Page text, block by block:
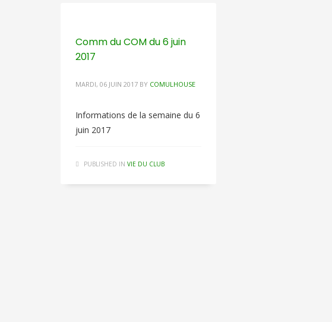
Comm du COM du 6 juin
2017
MARDI, 06 JUIN 2017 BY COMULHOUSE
Informations de la semaine du 6
juin 2017
PUBLISHED IN VIE DU CLUB